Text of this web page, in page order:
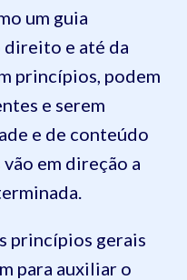
um guia
e até da
princípios, podem
e serem
e de conteúdo
em direção a
princípios gerais
para auxiliar o